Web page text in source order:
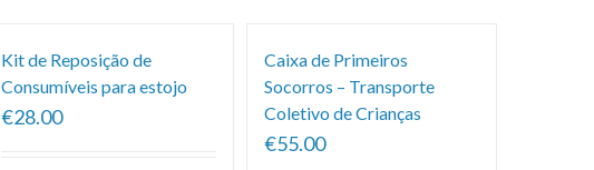
Kit de Reposição de
Consumíveis para estojo
€28.00
Caixa de Primeiros
Socorros – Transporte
Coletivo de Crianças
€55.00